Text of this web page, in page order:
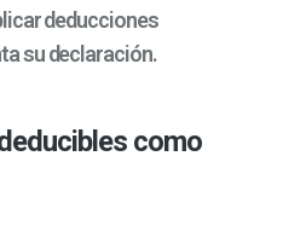
deducciones
su declaración.
como